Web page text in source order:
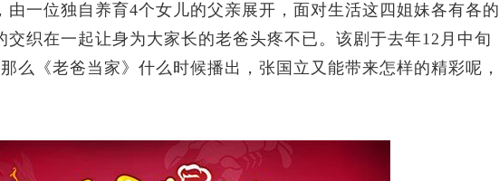
由一位独自养育4个女儿的父亲展开，面对生活这四姐妹各有各的
交织在一起让身为大家长的老爸头疼不已。该剧于去年12月中旬
么《老爸当家》什么时候播出，张国立又能带来怎样的精彩呢，